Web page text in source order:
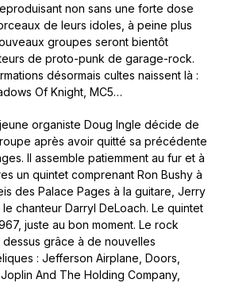
non sans une forte dose
de leurs idoles, à peine plus
groupes seront bientôt
de proto-punk de garage-rock.
désormais cultes naissent là :
Of Knight, MC5…
organiste Doug Ingle décide de
après avoir quitté sa précédente
Il assemble patiemment au fur et à
un quintet comprenant Ron Bushy à
des Palace Pages à la guitare, Jerry
chanteur Darryl DeLoach. Le quintet
juste au bon moment. Le rock
grâce à de nouvelles
: Jefferson Airplane, Doors,
And The Holding Company,